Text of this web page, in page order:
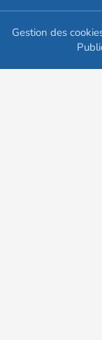
Gestion des